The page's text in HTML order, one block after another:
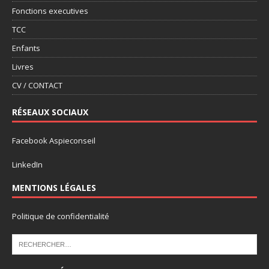
Fonctions executives
TCC
Enfants
Livres
CV / CONTACT
RÉSEAUX SOCIAUX
Facebook Aspieconseil
LinkedIn
MENTIONS LÉGALES
Politique de confidentialité